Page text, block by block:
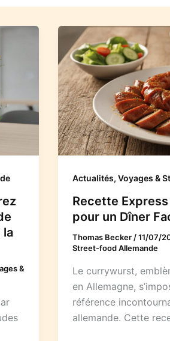
la
&
Actualités, Voyages &
Recette
pour un Dîner
Thomas Becker /11/07/
Street-food Allemande
Le currywurst,
en Allemagne,
référence
allemande. Cette